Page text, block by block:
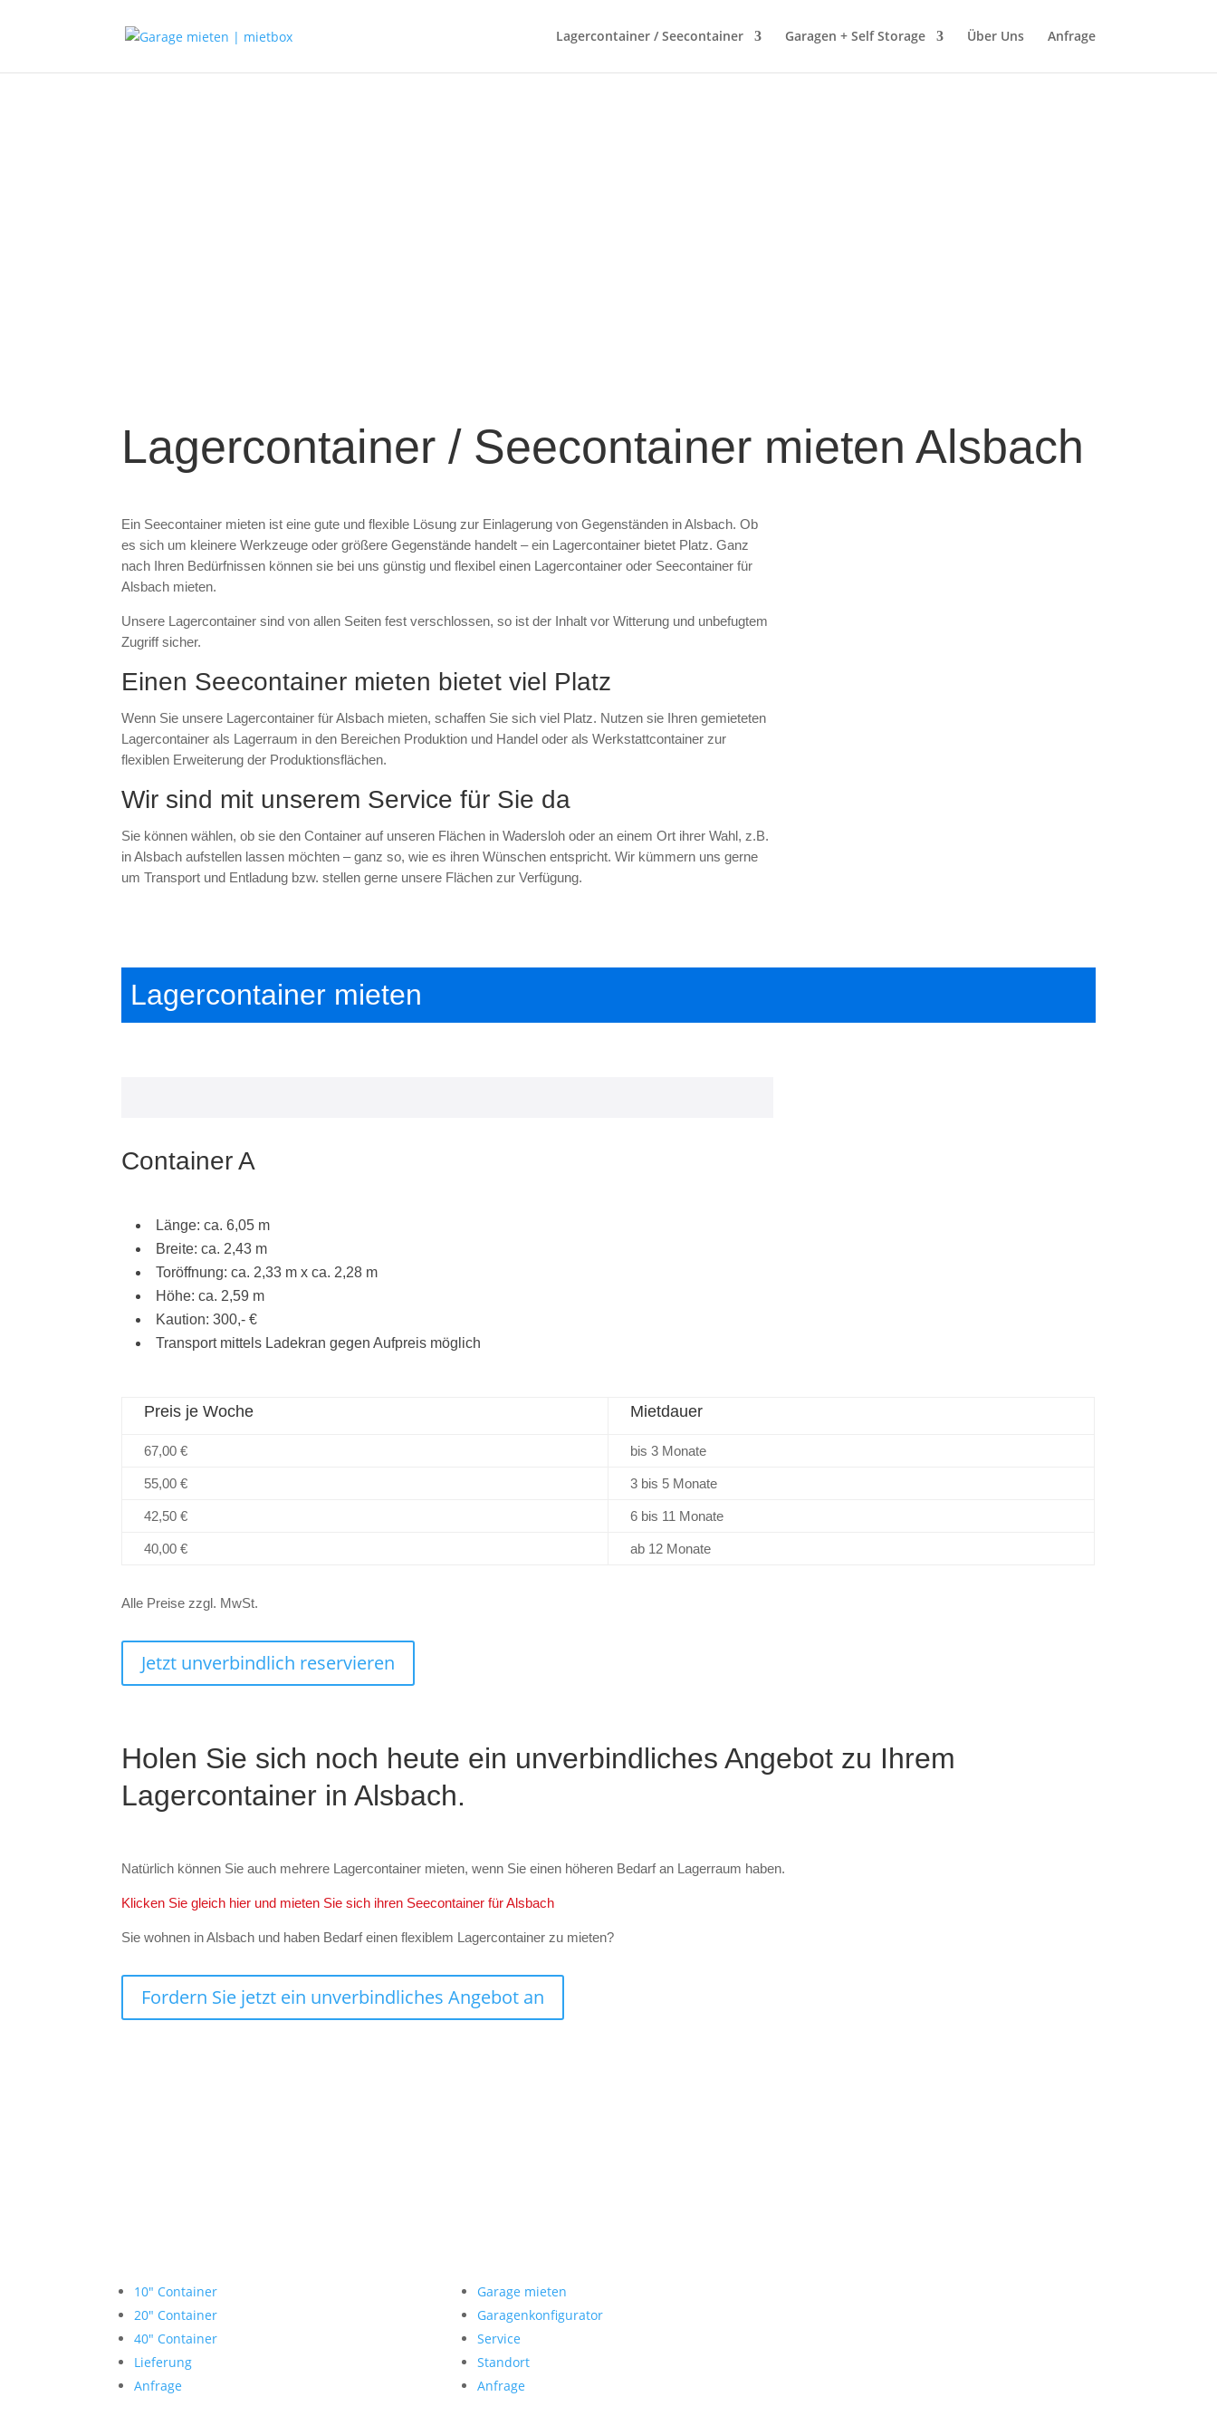
Lagercontainer / Seecontainer Garagen + Self Storage Über Uns Anfrage
Lagercontainer / Seecontainer mieten Alsbach
Ein Seecontainer mieten ist eine gute und flexible Lösung zur Einlagerung von Gegenständen in Alsbach. Ob
es sich um kleinere Werkzeuge oder größere Gegenstände handelt – ein Lagercontainer bietet Platz. Ganz
nach Ihren Bedürfnissen können sie bei uns günstig und flexibel einen Lagercontainer oder Seecontainer für
Alsbach mieten.
Unsere Lagercontainer sind von allen Seiten fest verschlossen, so ist der Inhalt vor Witterung und unbefugtem
Zugriff sicher.
Einen Seecontainer mieten bietet viel Platz
Wenn Sie unsere Lagercontainer für Alsbach mieten, schaffen Sie sich viel Platz. Nutzen sie Ihren gemieteten
Lagercontainer als Lagerraum in den Bereichen Produktion und Handel oder als Werkstattcontainer zur
flexiblen Erweiterung der Produktionsflächen.
Wir sind mit unserem Service für Sie da
Sie können wählen, ob sie den Container auf unseren Flächen in Wadersloh oder an einem Ort ihrer Wahl, z.B.
in Alsbach aufstellen lassen möchten – ganz so, wie es ihren Wünschen entspricht. Wir kümmern uns gerne
um Transport und Entladung bzw. stellen gerne unsere Flächen zur Verfügung.
Lagercontainer mieten
Container A
Länge: ca. 6,05 m
Breite: ca. 2,43 m
Toröffnung: ca. 2,33 m x ca. 2,28 m
Höhe: ca. 2,59 m
Kaution: 300,- €
Transport mittels Ladekran gegen Aufpreis möglich
Preis je Woche Mietdauer
67,00 € bis 3 Monate
55,00 € 3 bis 5 Monate
42,50 € 6 bis 11 Monate
40,00 € ab 12 Monate
Alle Preise zzgl. MwSt.
Jetzt unverbindlich reservieren
Holen Sie sich noch heute ein unverbindliches Angebot zu Ihrem
Lagercontainer in Alsbach.
Natürlich können Sie auch mehrere Lagercontainer mieten, wenn Sie einen höheren Bedarf an Lagerraum haben.
Klicken Sie gleich hier und mieten Sie sich ihren Seecontainer für Alsbach
Sie wohnen in Alsbach und haben Bedarf einen flexiblem Lagercontainer zu mieten?
Fordern Sie jetzt ein unverbindliches Angebot an
10″ Container
20″ Container
40″ Container
Lieferung
Anfrage
Garage mieten
Garagenkonfigurator
Service
Standort
Anfrage